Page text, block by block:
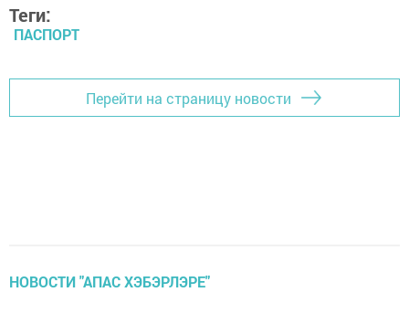
Теги:
ПАСПОРТ
Перейти на страницу новости
НОВОСТИ "АПАС ХЭБЭРЛЭРЕ"